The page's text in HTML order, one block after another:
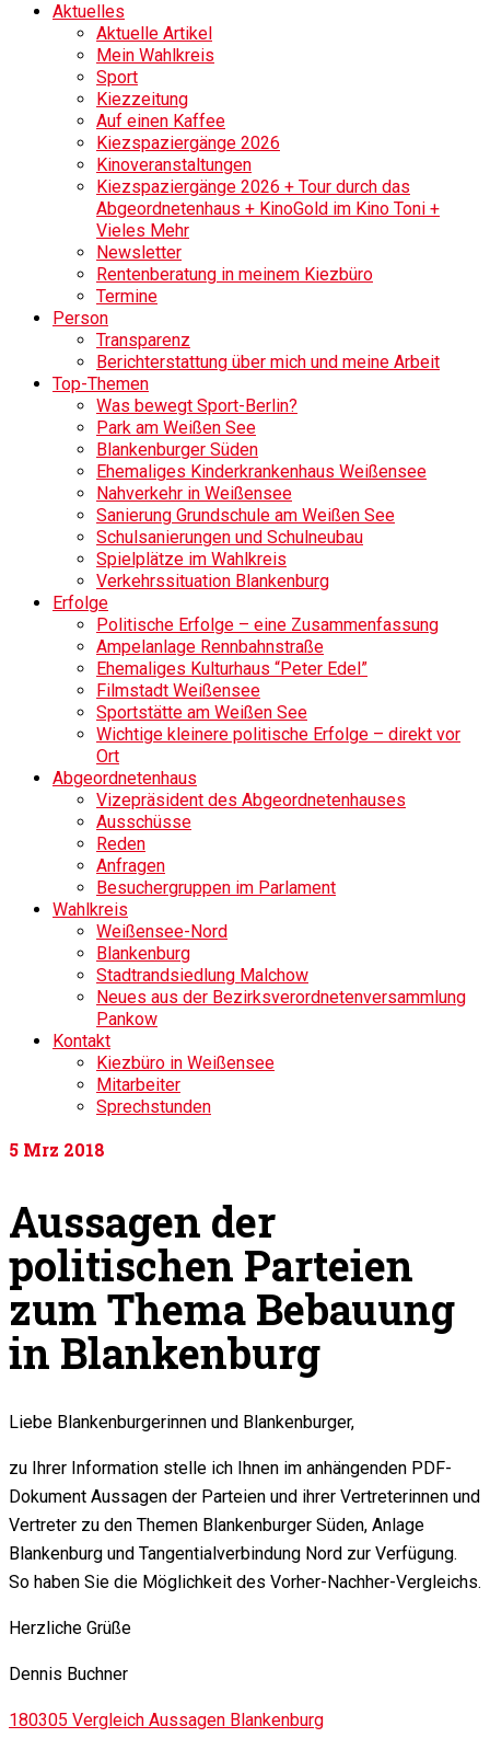
Aktuelles
Aktuelle Artikel
Mein Wahlkreis
Sport
Kiezzeitung
Auf einen Kaffee
Kiezspaziergänge 2026
Kinoveranstaltungen
Kiezspaziergänge 2026 + Tour durch das
Abgeordnetenhaus + KinoGold im Kino Toni +
Vieles Mehr
Newsletter
Rentenberatung in meinem Kiezbüro
Termine
Person
Transparenz
Berichterstattung über mich und meine Arbeit
Top-Themen
Was bewegt Sport-Berlin?
Park am Weißen See
Blankenburger Süden
Ehemaliges Kinderkrankenhaus Weißensee
Nahverkehr in Weißensee
Sanierung Grundschule am Weißen See
Schulsanierungen und Schulneubau
Spielplätze im Wahlkreis
Verkehrssituation Blankenburg
Erfolge
Politische Erfolge – eine Zusammenfassung
Ampelanlage Rennbahnstraße
Ehemaliges Kulturhaus “Peter Edel”
Filmstadt Weißensee
Sportstätte am Weißen See
Wichtige kleinere politische Erfolge – direkt vor
Ort
Abgeordnetenhaus
Vizepräsident des Abgeordnetenhauses
Ausschüsse
Reden
Anfragen
Besuchergruppen im Parlament
Wahlkreis
Weißensee-Nord
Blankenburg
Stadtrandsiedlung Malchow
Neues aus der Bezirksverordnetenversammlung
Pankow
Kontakt
Kiezbüro in Weißensee
Mitarbeiter
Sprechstunden
5 Mrz 2018
Aussagen der
politischen Parteien
zum Thema Bebauung
in Blankenburg
Liebe Blankenburgerinnen und Blankenburger,
zu Ihrer Information stelle ich Ihnen im anhängenden PDF-
Dokument Aussagen der Parteien und ihrer Vertreterinnen und
Vertreter zu den Themen Blankenburger Süden, Anlage
Blankenburg und Tangentialverbindung Nord zur Verfügung.
So haben Sie die Möglichkeit des Vorher-Nachher-Vergleichs.
Herzliche Grüße
Dennis Buchner
180305 Vergleich Aussagen Blankenburg